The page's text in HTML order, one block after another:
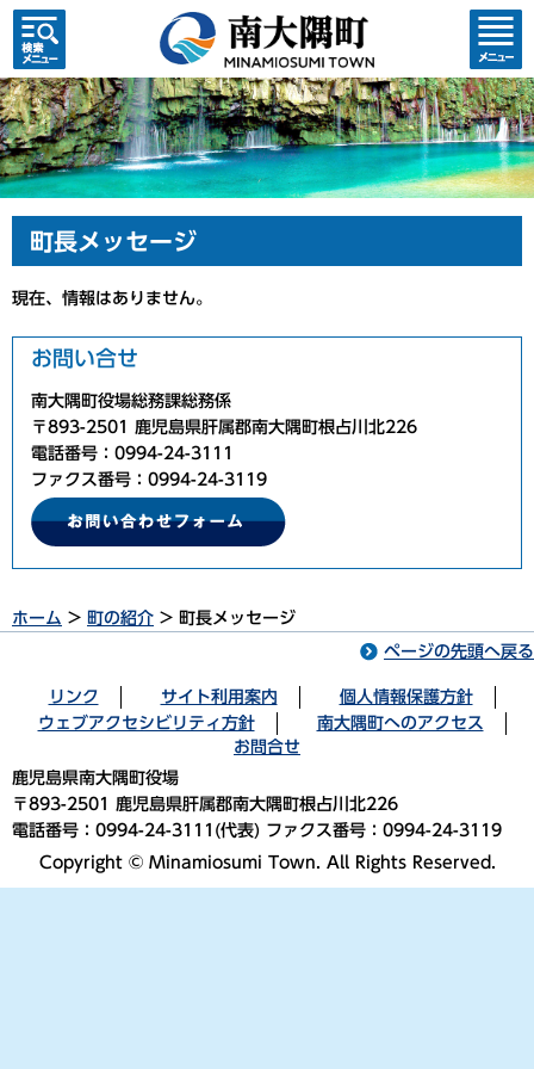
検索・
共通メ
ニュー
コンテ
ンツメ
ニュー
町長メッセージ
現在、情報はありません。
お問い合せ
南大隅町役場総務課総務係
〒893-2501 鹿児島県肝属郡南大隅町根占川北226
電話番号：0994-24-3111
ファクス番号：0994-24-3119
ホーム > 町の紹介 > 町長メッセージ
ページの先頭へ戻る
リンク サイト利用案内
個人情報保護方針
ウェブアクセシビリティ方針
南大隅町へのアクセス
お問合せ
鹿児島県南大隅町役場
〒893-2501 鹿児島県肝属郡南大隅町根占川北226
電話番号：0994-24-3111(代表) ファクス番号：0994-24-3119
Copyright © Minamiosumi Town. All Rights Reserved.